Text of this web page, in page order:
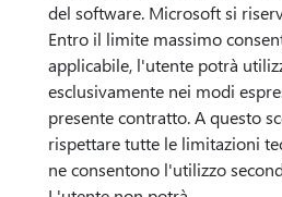
del software. Microsoft si
Entro il limite massimo
applicabile, l'utente potrà
esclusivamente nei modi
presente contratto. A questo
rispettare tutte le limitazioni
ne consentono l'utilizzo